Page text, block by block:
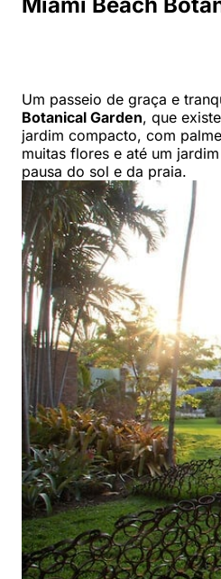
Miami Beach
Um passeio de graça e
Botanical Garden, que
jardim compacto, com
muitas flores e até um
pausa do sol e da praia.